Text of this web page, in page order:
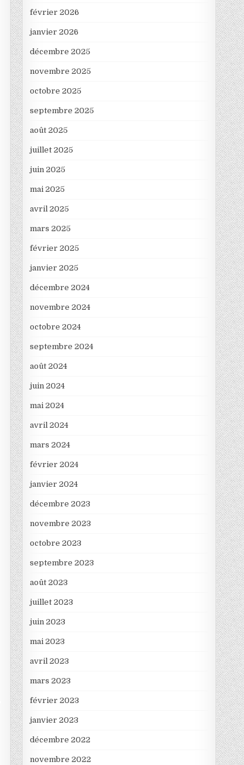
février 2026
janvier 2026
décembre 2025
novembre 2025
octobre 2025
septembre 2025
août 2025
juillet 2025
juin 2025
mai 2025
avril 2025
mars 2025
février 2025
janvier 2025
décembre 2024
novembre 2024
octobre 2024
septembre 2024
août 2024
juin 2024
mai 2024
avril 2024
mars 2024
février 2024
janvier 2024
décembre 2023
novembre 2023
octobre 2023
septembre 2023
août 2023
juillet 2023
juin 2023
mai 2023
avril 2023
mars 2023
février 2023
janvier 2023
décembre 2022
novembre 2022